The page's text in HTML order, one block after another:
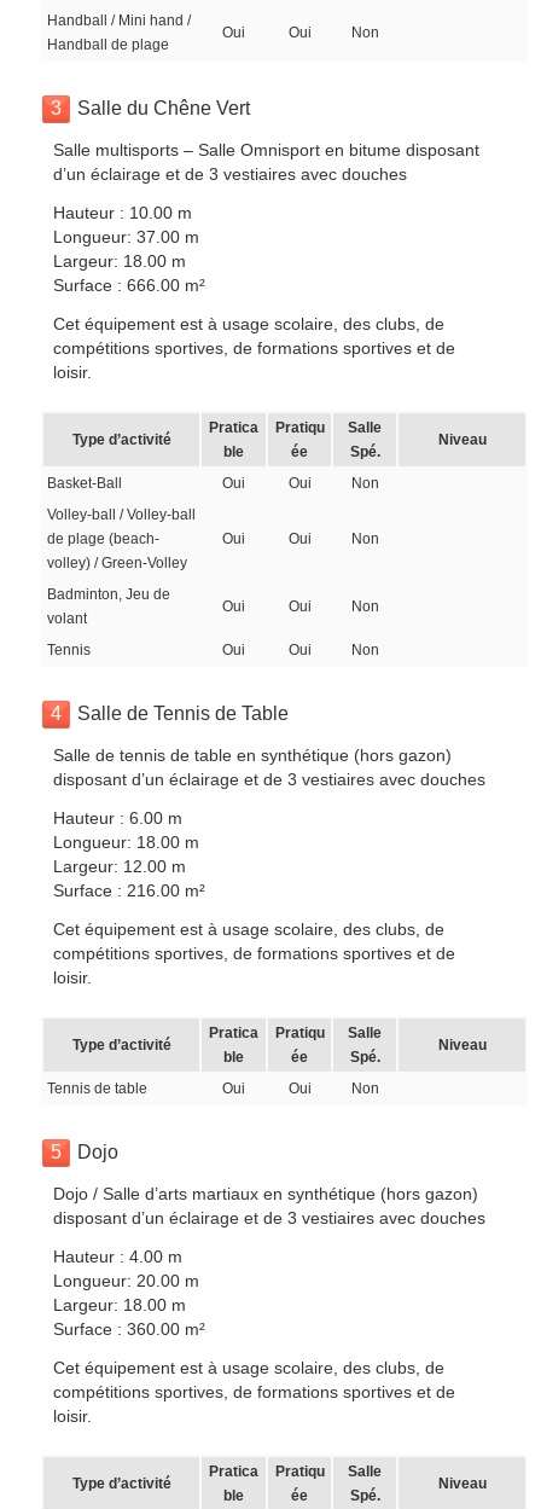
Handball / Mini hand /
Handball de plage
Oui Oui Non
3 Salle du Chêne Vert
Salle multisports – Salle Omnisport en bitume disposant
d’un éclairage et de 3 vestiaires avec douches
Hauteur : 10.00 m
Longueur: 37.00 m
Largeur: 18.00 m
Surface : 666.00 m²
Cet équipement est à usage scolaire, des clubs, de
compétitions sportives, de formations sportives et de
loisir.
Type d’activité
Pratica
ble
Pratiqu
ée
Salle
Spé.
Niveau
Basket-Ball Oui Oui
Non
Volley-ball / Volley-ball
de plage (beach-
volley) / Green-Volley
Oui Oui Non
Badminton, Jeu de
volant
Oui Oui Non
Tennis Oui Oui Non
4 Salle de Tennis de Table
Salle de tennis de table en synthétique (hors gazon)
disposant d’un éclairage et de 3 vestiaires avec douches
Hauteur : 6.00 m
Longueur: 18.00 m
Largeur: 12.00 m
Surface : 216.00 m²
Cet équipement est à usage scolaire, des clubs, de
compétitions sportives, de formations sportives et de
loisir.
Type d’activité
Pratica
ble
Pratiqu
ée
Salle
Spé.
Niveau
Tennis de table Oui Oui Non
5 Dojo
Dojo / Salle d’arts martiaux en synthétique (hors gazon)
disposant d’un éclairage et de 3 vestiaires avec douches
Hauteur : 4.00 m
Longueur: 20.00 m
Largeur: 18.00 m
Surface : 360.00 m²
Cet équipement est à usage scolaire, des clubs, de
compétitions sportives, de formations sportives et de
loisir.
Type d’activité
Pratica
ble
Pratiqu
ée
Salle
Spé.
Niveau